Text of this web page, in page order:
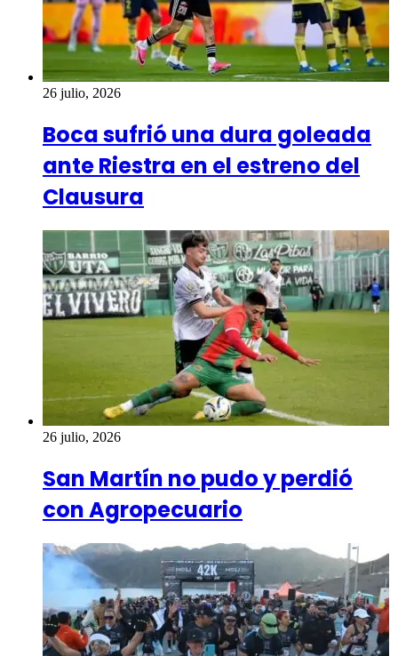
26 julio, 2026
Boca sufrió una dura goleada
ante Riestra en el estreno del
Clausura
26 julio, 2026
San Martín no pudo y perdió
con Agropecuario